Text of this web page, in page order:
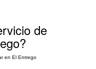
de
en El Entrego